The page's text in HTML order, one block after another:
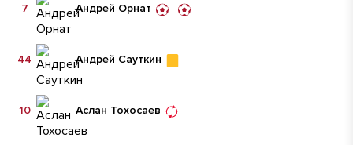
Андрей Орнат
7
Андрей Сауткин
44
Аслан Тохосаев
10